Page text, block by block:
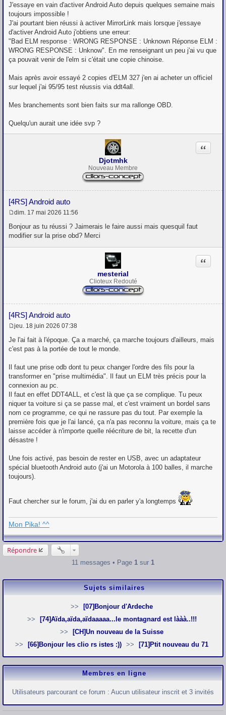
a
g
e
J'essaye en vain d'activer Android Auto depuis quelques semaine mais
toujours impossible !
J'ai pourtant bien réussi à activer MirrorLink mais lorsque j'essaye
d'activer Android Auto j'obtiens une erreur:
"Bad ELM response : WRONG RESPONSE : Unknown Réponse ELM :
WRONG RESPONSE : Unknow". En me renseignant un peu j'ai vu que
ça pouvait venir de l'elm si c'était une copie chinoise.
Mais après avoir essayé 2 copies d'ELM 327 j'en ai acheter un officiel
sur lequel j'ai 95/95 test réussis via ddt4all.
Mes branchements sont bien faits sur ma rallonge OBD.
Quelqu'un aurait une idée svp ?
Djotmhk
Nouveau Membre
[4RS] Android auto
Citation
e
s
a
dim. 17 mai 2026 11:56
Bonjour as tu réussi ? Jaimerais le faire aussi mais quesquil faut
modifier sur la prise obd? Merci
mesterial
Clioteux Redouté
[4RS] Android auto
Citation
M
e
s
g
e
jeu. 18 juin 2026 07:38
Je l'ai fait à l'époque. Ça a marché, ça marche toujours d'ailleurs, mais
c'est pas à la portée de tout le monde.
Il faut une prise odb dont tu peux changer l'ordre des fils pour la
transformer en "prise multimédia". Il faut un ELM très précis pour la
connexion au pc.
Il faut en effet DDT4ALL, et c'est là que ça se complique. Tu peux
niquer ta voiture si ça se passe mal, et c'est vraiment un bordel sans
nom ce programme, ce qui ne rassure pas du tout. Par exemple la
première fois que je l'ai lancé, ça n'a pas reconnu la voiture, mais ça te
laisse accéder à n'importe quelle réécriture de bit, la recette d'un
désastre !
Une fois activé, pas besoin de rester en USB, avec un adaptateur
spécial bluetooth Android auto (j'ai un Motorola à 100 balles, il marche
toujours).
Faut chercher sur le forum, j'ai du en parler y'a longtemps
Mon Pika! ^^
Répondre
11 messages • Page 1 sur 1
Sujets similaires
[07]Bonjour d'Ardeche
[74]Aïda,aïda,aïdaaaaa...le montagnard est lààà..!!!
[CH]Un nouveau de la Suisse
[66]Bonjour les clio rs istes :))
[71]Ptit nouveau du 71
Membres en ligne
Utilisateurs parcourant ce forum : Aucun utilisateur inscrit et 3 invités